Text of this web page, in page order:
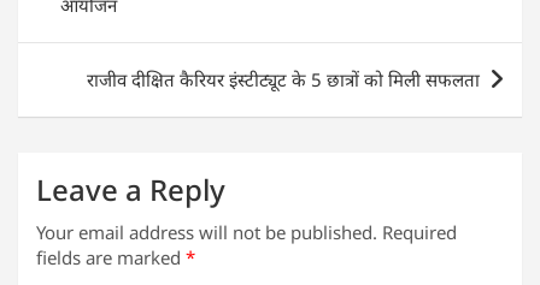
p
p o
k
आयोजन
राजीव दीक्षित कैरियर इंस्टीट्यूट के 5 छात्रों को मिली सफलता
Leave a Reply
Your email address will not be published. Required
fields are marked *